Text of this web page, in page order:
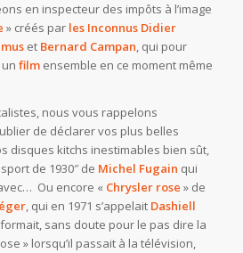
en inspecteur des impôts à l’image
» créés par les Inconnus Didier
et Bernard Campan, qui pour
filmensemble en ce moment même
nous vous rappelons
de déclarer vos plus belles
disques kitchs inestimables bien sût,
sport de 1930″ de Michel Fugain qui
Ou encore « Chrysler rose » de
, qui en 1971 s’appelait Dashiell
sans doute pour le pas dire la
» lorsqu’il passait à la télévision,